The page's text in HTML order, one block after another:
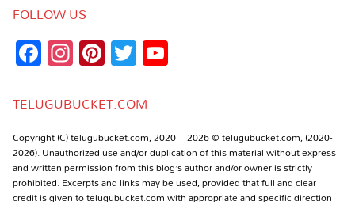
FOLLOW US
Facebook
Instagram
Pinterest
Twitter
TELUGUBUCKET.COM
Copyright (C) telugubucket.com, 2020 – 2026 © telugubucket.com, (2020-
2026). Unauthorized use and/or duplication of this material without express
and written permission from this blog’s author and/or owner is strictly
prohibited. Excerpts and links may be used, provided that full and clear
credit is given to telugubucket.com with appropriate and specific direction